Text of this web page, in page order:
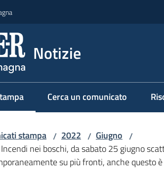
Notizie
Cerca un comunicato
stampa / 2022 / Giugno /
nei boschi, da sabato 25 giugno
su più fronti, anche questo